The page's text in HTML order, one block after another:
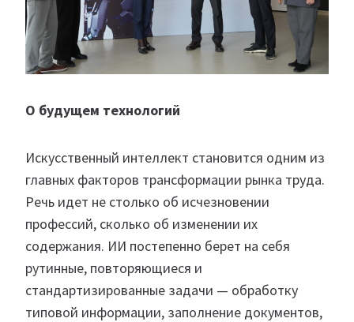
О будущем технологий
Искусственный интеллект становится одним из
главных факторов трансформации рынка труда.
Речь идет не столько об исчезновении
профессий, сколько об изменении их
содержания. ИИ постепенно берет на себя
рутинные, повторяющиеся и
стандартизированные задачи — обработку
типовой информации, заполнение документов,